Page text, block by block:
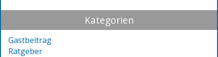
Kategorien
Gastbeitrag
Ratgeber